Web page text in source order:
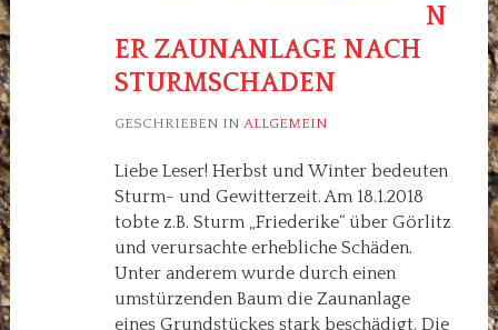
N
ER ZAUNANLAGE NACH
STURMSCHADEN
GESCHRIEBEN IN ALLGEMEIN
Liebe Leser! Herbst und Winter bedeuten
Sturm- und Gewitterzeit. Am 18.1.2018
tobte z.B. Sturm „Friederike“ über Görlitz
und verursachte erhebliche Schäden.
Unter anderem wurde durch einen
umstürzenden Baum die Zaunanlage
eines Grundstückes stark beschädigt. Die